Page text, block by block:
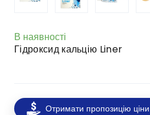
В наявності
Гідроксид кальцію Liner
Отримати пропозицію ціни